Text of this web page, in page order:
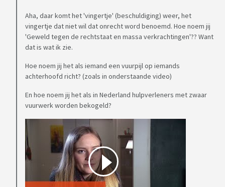
Aha, daar komt het 'vingertje' (beschuldiging) weer, het
vingertje dat niet wil dat onrecht word benoemd. Hoe noem jij
'Geweld tegen de rechtstaat en massa verkrachtingen'?? Want
dat is wat ik zie.
Hoe noem jij het als iemand een vuurpijl op iemands
achterhoofd richt? (zoals in onderstaande video)
En hoe noem jij het als in Nederland hulpverleners met zwaar
vuurwerk worden bekogeld?